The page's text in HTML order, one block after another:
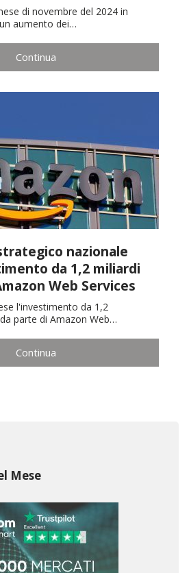
di novembre del 2024 in
aumento dei…
Continua
nazionale
da 1,2 miliardi
Web Services
l'investimento da 1,2
parte di Amazon Web…
Continua
Mese